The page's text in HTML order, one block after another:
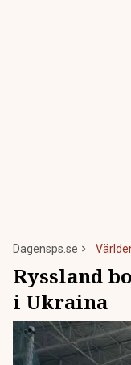
Dagensps.se
Ryssland
i Ukraina